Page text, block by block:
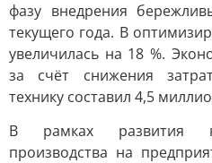
фазу внедрения
текущего года. В
увеличилась на 18 %.
за счёт снижения
технику составил 4,5
В рамках развития
производства на